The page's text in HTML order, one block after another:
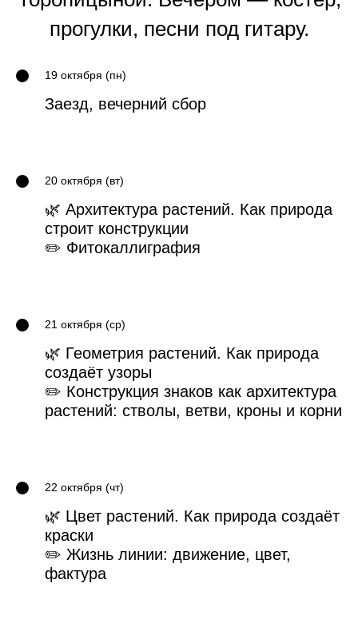
прогулки, песни под гитару.
19 октября (пн)
Заезд, вечерний сбор
20 октября (вт)
🌿 Архитектура растений. Как природа
строит конструкции
✏️ Фитокаллиграфия
21 октября (ср)
🌿 Геометрия растений. Как природа
создаёт узоры
✏️ Конструкция знаков как архитектура
растений: стволы, ветви, кроны и корни
22 октября (чт)
🌿 Цвет растений. Как природа создаёт
краски
✏️ Жизнь линии: движение, цвет,
фактура